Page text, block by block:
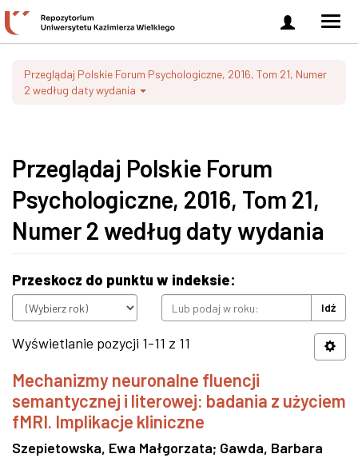
Zaloguj
się
Przeglądaj Polskie Forum Psychologiczne, 2016, Tom 21, Numer
2 według daty wydania
Przeglądaj Polskie Forum
Psychologiczne, 2016, Tom 21,
Numer 2 według daty wydania
Przeskocz do punktu w indeksie:
Idź
Wyświetlanie pozycji 1-11 z 11
Mechanizmy neuronalne fluencji
semantycznej i literowej: badania z użyciem
fMRI. Implikacje kliniczne
Szepietowska, Ewa Małgorzata; Gawda, Barbara